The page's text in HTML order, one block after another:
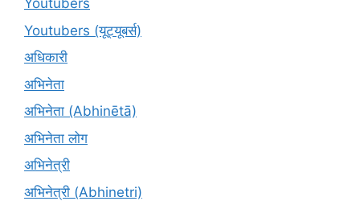
Youtubers
Youtubers (यूट्यूबर्स)
अधिकारी
अभिनेता
अभिनेता (Abhinētā)
अभिनेता लोग
अभिनेत्री
अभिनेत्री (Abhinetri)